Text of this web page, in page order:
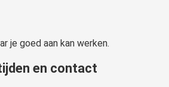
je goed aan kan werken.
en contact